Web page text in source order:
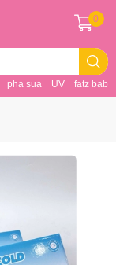
pha sua UV fatz baby
0